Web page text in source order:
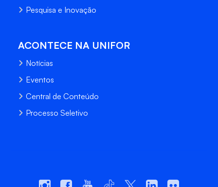
Pesquisa e Inovação
ACONTECE NA UNIFOR
Notícias
Eventos
Central de Conteúdo
Processo Seletivo